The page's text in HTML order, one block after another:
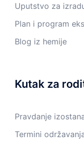
Uputstvo za
Plan i program
Blog iz hemije
Kutak za
Pravdanje
Termini